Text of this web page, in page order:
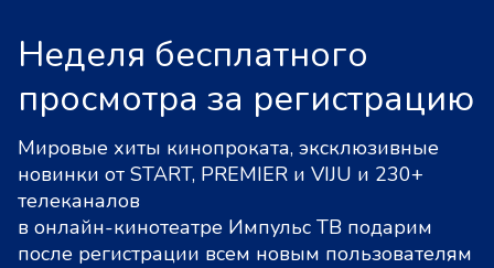
Неделя бесплатного
просмотра за регистрацию
Мировые хиты кинопроката, эксклюзивные
новинки от START, PREMIER и VIJU и 230+
телеканалов
в онлайн-кинотеатре Импульс ТВ подарим
после регистрации всем новым пользователям